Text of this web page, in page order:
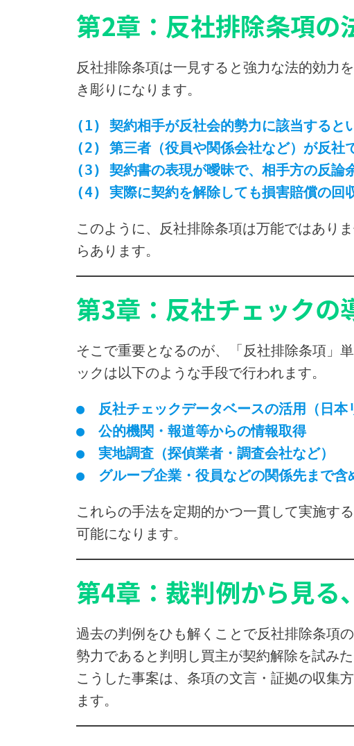
第2章：反社排除条項の
反社排除条項は一見すると強力な法的効力
き彫りになります。
(1) 契約相手が反社会的勢力に該当すると
(2) 第三者（役員や関係会社など）が反社
(3) 契約書の表現が曖昧で、相手方の反論
(4) 実際に契約を解除しても損害賠償の回
このように、反社排除条項は万能ではあり
らあります。
第3章：反社チェックの
そこで重要となるのが、「反社排除条項」
ックは以下のような手段で行われます。
●　反社チェックデータベースの活用（日本
●　公的機関・報道等からの情報取得
●　実地調査（探偵業者・調査会社など）
●　グループ企業・役員などの関係先まで含
これらの手法を定期的かつ一貫して実施す
可能になります。
第4章：裁判例から見る
過去の判例をひも解くことで反社排除条項
勢力であると判明し買主が契約解除を試み
こうした事案は、条項の文言・証拠の収集
ます。